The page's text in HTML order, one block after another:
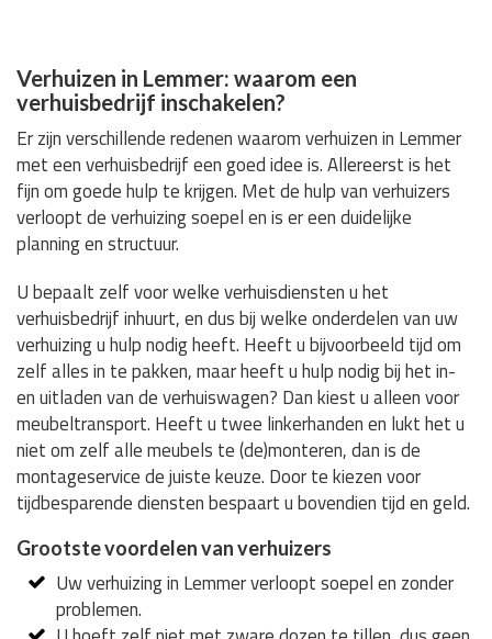
Verhuizen in Lemmer: waarom een
verhuisbedrijf inschakelen?
Er zijn verschillende redenen waarom verhuizen in Lemmer
met een verhuisbedrijf een goed idee is. Allereerst is het
fijn om goede hulp te krijgen. Met de hulp van verhuizers
verloopt de verhuizing soepel en is er een duidelijke
planning en structuur.
U bepaalt zelf voor welke verhuisdiensten u het
verhuisbedrijf inhuurt, en dus bij welke onderdelen van uw
verhuizing u hulp nodig heeft. Heeft u bijvoorbeeld tijd om
zelf alles in te pakken, maar heeft u hulp nodig bij het in-
en uitladen van de verhuiswagen? Dan kiest u alleen voor
meubeltransport. Heeft u twee linkerhanden en lukt het u
niet om zelf alle meubels te (de)monteren, dan is de
montageservice de juiste keuze. Door te kiezen voor
tijdbesparende diensten bespaart u bovendien tijd en geld.
Grootste voordelen van verhuizers
Uw verhuizing in Lemmer verloopt soepel en zonder
problemen.